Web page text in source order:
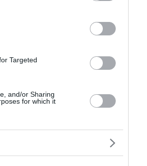
Targeted
and/or Sharing
for which it